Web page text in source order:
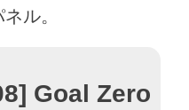
ル。
Goal Zero